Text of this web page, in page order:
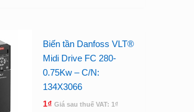
Biến tần Danfoss VLT®
Midi Drive FC 280-
0.75Kw – C/N:
134X3066
1₫ Giá sau thuế VAT: 1 ₫